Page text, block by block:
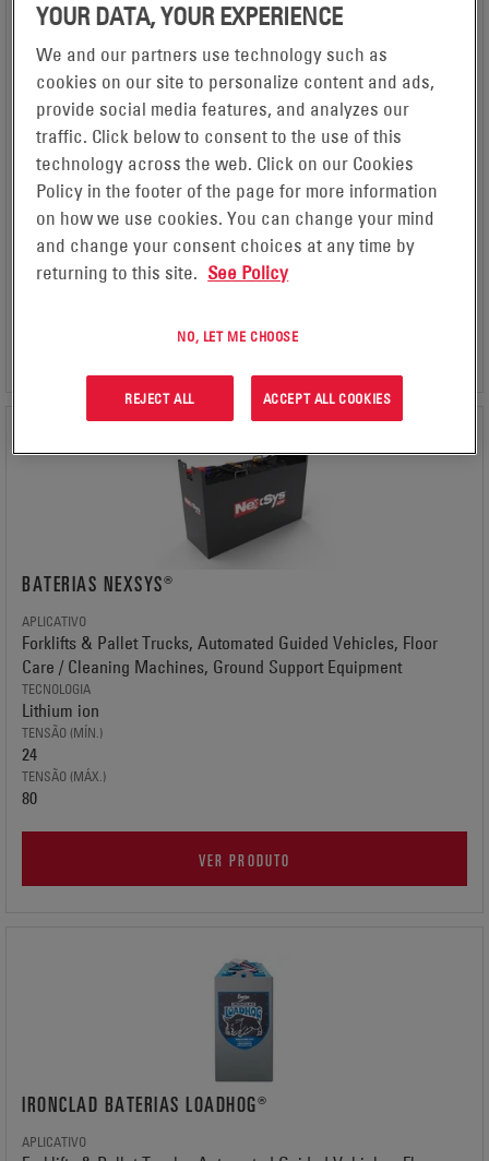
BATERIAS NEXSYS® TPPL ATEX
APLICATIVO
Forklifts & Pallet Trucks, Automated Guided Vehicles, Floor
Care / Cleaning Machines, Ground Support Equipment
TECNOLOGIA
Thin plate pure lead
TENSÃO (MÍN.)
TENSÃO (MÁX.)
VER PRODUTO
BATERIAS NEXSYS®
APLICATIVO
Forklifts & Pallet Trucks, Automated Guided Vehicles, Floor
Care / Cleaning Machines, Ground Support Equipment
TECNOLOGIA
Lithium ion
TENSÃO (MÍN.)
24
TENSÃO (MÁX.)
80
VER PRODUTO
IRONCLAD BATERIAS LOADHOG®
APLICATIVO
YOUR DATA, YOUR EXPERIENCE
We and our partners use technology such as
cookies on our site to personalize content and ads,
provide social media features, and analyzes our
traffic. Click below to consent to the use of this
technology across the web. Click on our Cookies
Policy in the footer of the page for more information
on how we use cookies. You can change your mind
and change your consent choices at any time by
returning to this site. See Policy
NO, LET ME CHOOSE
REJECT ALL ACCEPT ALL COOKIES